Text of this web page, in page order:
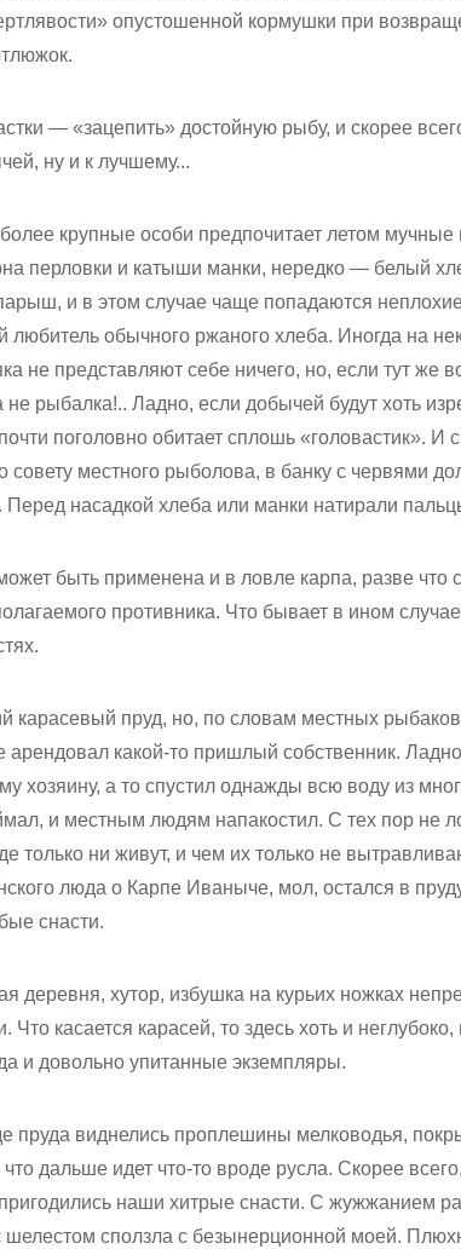
опустошенной кормушки при
— «зацепить» достойную рыбу, и скорее
ну и к лучшему...
крупные особи предпочитает летом
перловки и катыши манки, нередко — белый
и в этом случае чаще попадаются
обычного ржаного хлеба. Иногда на
не представляют себе ничего, но, если тут же
не рыбалка!.. Ладно, если добычей будут хоть
поголовно обитает сплошь «головастик». И
местного рыболова, в банку с червями
Перед насадкой хлеба или манки натирали
быть применена и в ловле карпа, разве что
противника. Что бывает в ином
пруд, но, по словам местных рыбаков,
арендовал какой-то пришлый собственник.
хозяину, а то спустил однажды всю воду из
и местным людям напакостил. С тех пор не
только ни живут, и чем их только не
люда о Карпе Иваныче, мол, остался в
снасти.
деревня, хутор, избушка на курьих ножках
Что касается карасей, то здесь хоть и
и довольно упитанные экземпляры.
пруда виднелись проплешины мелководья,
дальше идет что-то вроде русла. Скорее
наши хитрые снасти. С жужжанием
шелестом сползла с безынерционной моей.